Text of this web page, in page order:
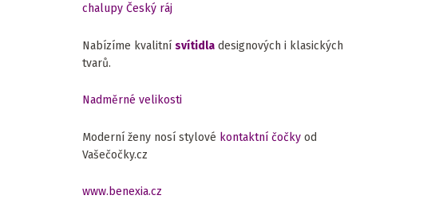
chalupy Český ráj
Nabízíme kvalitní svítidla designových i klasických
tvarů.
Nadměrné velikosti
Moderní ženy nosí stylové kontaktní čočky od
Vašečočky.cz
www.benexia.cz